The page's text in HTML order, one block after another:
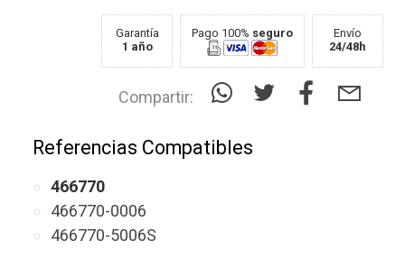
Garantía
1 año
Pago 100% seguro
Envío
24/48h
Compartir:
Referencias Compatibles
466770
466770-0006
466770-5006S